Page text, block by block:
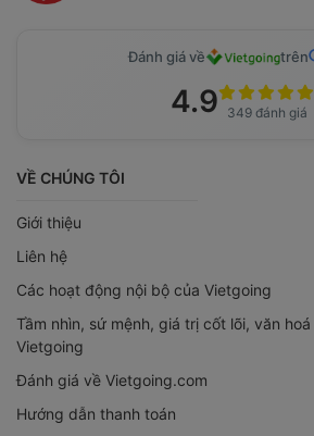
Đánh giá về trên
4.9 349 đánh giá
VỀ CHÚNG TÔI
Giới thiệu
Liên hệ
Các hoạt động nội bộ của Vietgoing
Tầm nhìn, sứ mệnh, giá trị cốt lõi, văn
Vietgoing
Đánh giá về Vietgoing.com
Hướng dẫn thanh toán